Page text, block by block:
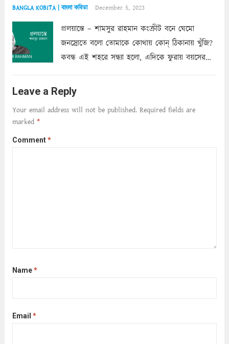
BANGLA KOBITA | বাংলা কবিতা December 5, 2023
প্রলয়ান্তে – শামসুর রাহমান কংক্রীট বনে ঘেমো
জনস্রোতে বলো তোমাকে কোথায় কোন্‌ ঠিকানায় খুঁজি?
কবন্ধ এই শহরে সন্ধ্যা হলো, এদিকে ফুরায় বয়সের
আমার শরীরে সখ্য গড়ে, তোমার গহন ঊর্মিল যৌবন
আনে আশ্বন...
Leave a Reply
Your email address will not be published. Required fields are
marked *
Comment*
Name*
Email *